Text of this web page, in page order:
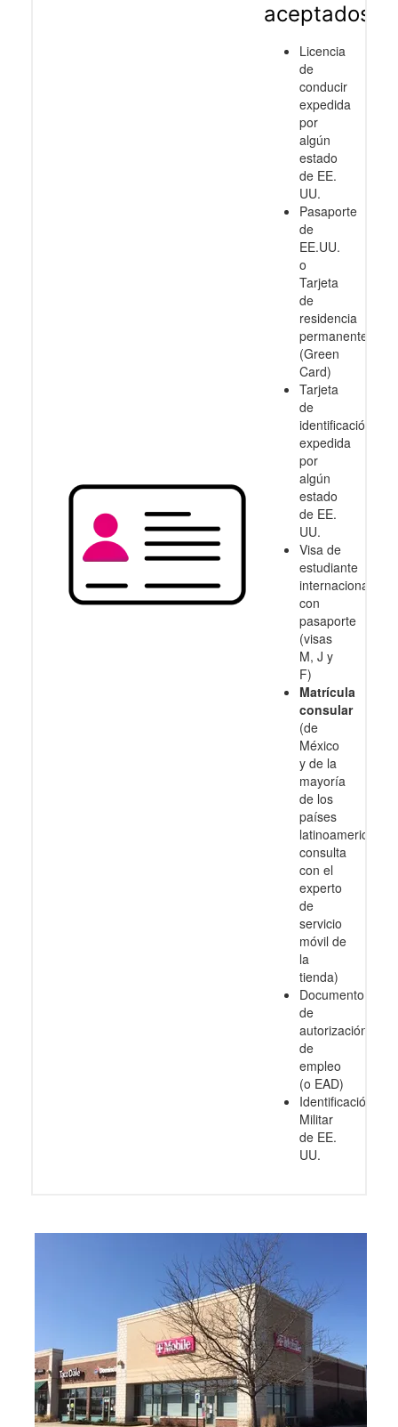
aceptados
Licencia
de
conducir
expedida
por
algún
estado
de EE.
UU.
Pasaporte
de
EE.UU.
o
Tarjeta
de
residencia
permanente
(Green
Card)
Tarjeta
de
identificación
expedida
por
algún
estado
de EE.
UU.
Visa de
estudiante
internacional
con
pasaporte
(visas
M, J y
F)
Matrícula
consular
(de
México
y de la
mayoría
de los
países
latinoamericanos,
consulta
con el
experto
de
servicio
móvil de
la
tienda)
Documento
de
autorización
de
empleo
(o EAD)
Identificación
Militar
de EE.
UU.